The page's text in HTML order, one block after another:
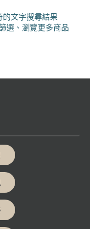
文字搜尋結果
選、瀏覽更多商品